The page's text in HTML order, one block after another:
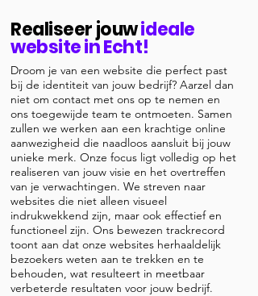
Realiseer jouwideale
website in Echt!
Droom je van een website die perfect past
bij de identiteit van jouw bedrijf? Aarzel dan
niet om contact met ons op te nemen en
ons toegewijde team te ontmoeten. Samen
zullen we werken aan een krachtige online
aanwezigheid die naadloos aansluit bij jouw
unieke merk. Onze focus ligt volledig op het
realiseren van jouw visie en het overtreffen
van je verwachtingen. We streven naar
websites die niet alleen visueel
indrukwekkend zijn, maar ook effectief en
functioneel zijn. Ons bewezen trackrecord
toont aan dat onze websites herhaaldelijk
bezoekers weten aan te trekken en te
behouden, wat resulteert in meetbaar
verbeterde resultaten voor jouw bedrijf.